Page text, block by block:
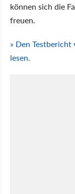
können sich die
freuen.
» Den
lesen.